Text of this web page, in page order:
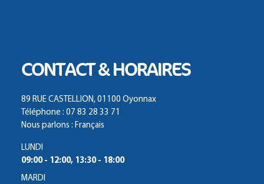
CONTACT & HORAIRES
89 RUE CASTELLION, 01100 Oyonnax
Téléphone : 07 83 28 33 71
Nous parlons : Français
LUNDI
09:00 - 12:00, 13:30 - 18:00
MARDI